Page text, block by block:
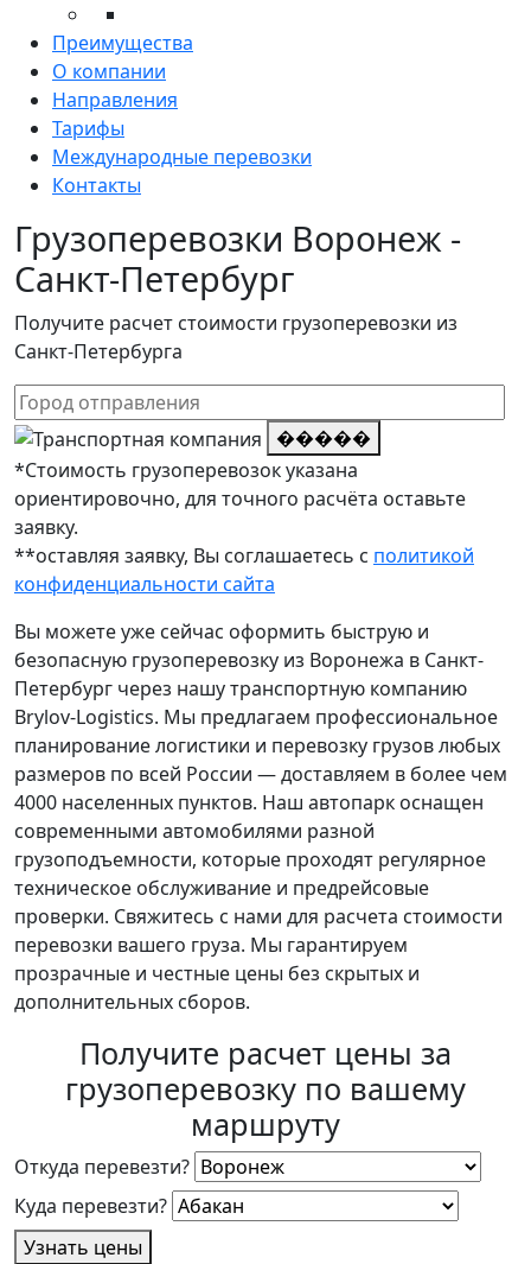
Преимущества
О компании
Направления
Тарифы
Международные перевозки
Контакты
Грузоперевозки Воронеж -
Санкт-Петербург
Получите расчет стоимости грузоперевозки из
Санкт-Петербурга
�����
*Стоимость грузоперевозок указана
ориентировочно, для точного расчёта оставьте
заявку.
**оставляя заявку, Вы соглашаетесь с политикой
конфиденциальности сайта
Вы можете уже сейчас оформить быструю и
безопасную грузоперевозку из Воронежа в Санкт-
Петербург через нашу транспортную компанию
Brylov-Logistics. Мы предлагаем профессиональное
планирование логистики и перевозку грузов любых
размеров по всей России — доставляем в более чем
4000 населенных пунктов. Наш автопарк оснащен
современными автомобилями разной
грузоподъемности, которые проходят регулярное
техническое обслуживание и предрейсовые
проверки. Свяжитесь с нами для расчета стоимости
перевозки вашего груза. Мы гарантируем
прозрачные и честные цены без скрытых и
дополнительных сборов.
Получите расчет цены за
грузоперевозку по вашему
маршруту
Откуда перевезти?
Куда перевезти?
Узнать цены